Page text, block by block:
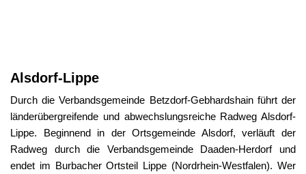
Lippe
Alsdorf-Lippe
Durch die Verbandsgemeinde Betzdorf-Gebhardshain führt der
länderübergreifende und abwechslungsreiche Radweg Alsdorf-
Lippe. Beginnend in der Ortsgemeinde Alsdorf, verläuft der
Radweg durch die Verbandsgemeinde Daaden-Herdorf und
endet im Burbacher Ortsteil Lippe (Nordrhein-Westfalen). Wer